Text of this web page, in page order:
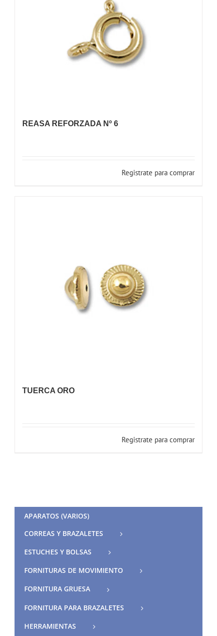
REASA REFORZADA Nº 6
Registrate para comprar
TUERCA ORO
Registrate para comprar
APARATOS (VARIOS)
CORREAS Y BRAZALETES
ESTUCHES Y BOLSAS
FORNITURAS DE MOVIMIENTO
FORNITURA GRUESA
FORNITURA PARA BRAZALETES
HERRAMIENTAS